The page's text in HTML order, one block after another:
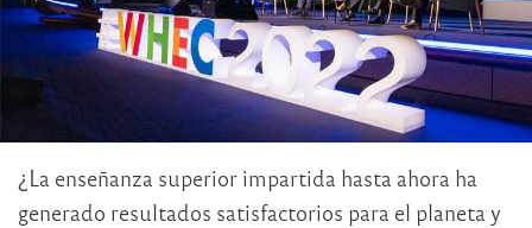
¿La enseñanza superior impartida hasta ahora ha
generado resultados satisfactorios para el planeta y